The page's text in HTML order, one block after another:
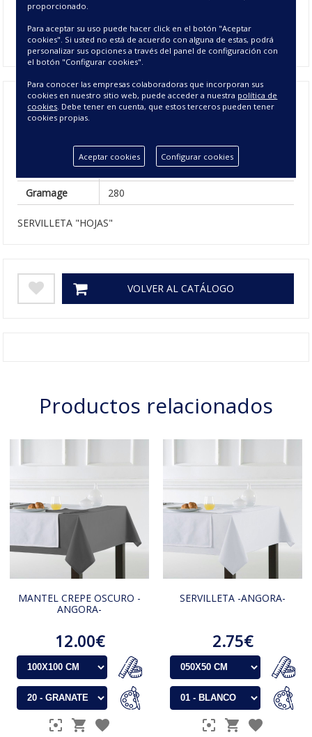
34 - SALMON
Composición
50X50 cm
AMARILLO, AZUL, SALMON, VERDE
Gramage
280
SERVILLETA "HOJAS"
VOLVER AL CATÁLOGO
Productos relacionados
MANTEL CREPE OSCURO -
ANGORA-
12.00€
SERVILLETA -ANGORA-
2.75€
proporcionado.
Para aceptar su uso puede hacer click en el botón "Aceptar
cookies". Si usted no está de acuerdo con alguna de estas, podrá
personalizar sus opciones a través del panel de configuración con
el botón "Configurar cookies".
Para conocer las empresas colaboradoras que incorporan sus
cookies en nuestro sitio web, puede acceder a nuestra política de
cookies. Debe tener en cuenta, que estos terceros pueden tener
cookies propias.
Aceptar cookies Configurar cookies